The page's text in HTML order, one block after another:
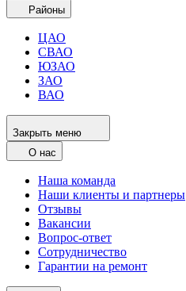
Районы
ЦАО
СВАО
ЮЗАО
ЗАО
ВАО
Закрыть меню
О нас
Наша команда
Наши клиенты и партнеры
Отзывы
Вакансии
Вопрос-ответ
Сотрудничество
Гарантии на ремонт